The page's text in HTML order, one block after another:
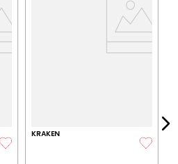
KRAKEN